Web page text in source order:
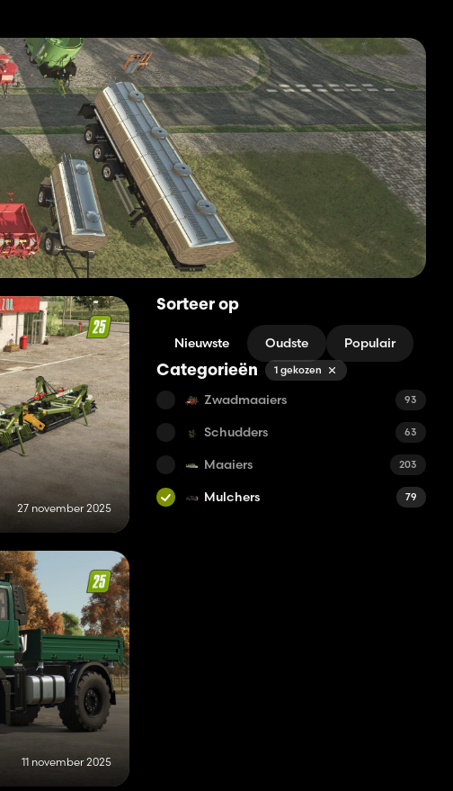
27 november 2025
11 november 2025
Sorteer op
Nieuwste Oudste Populair
Categorieën 1 gekozen
Zwadmaaiers 93
Schudders 63
Maaiers 203
Mulchers 79